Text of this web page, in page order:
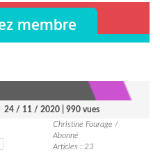
membre
24 / 11 / 2020 | 990 vues
Christine Fourage /
Abonné
Articles : 23